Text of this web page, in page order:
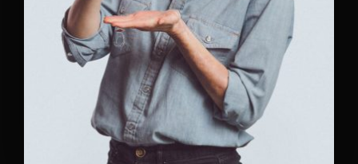
Remember Me
Lost Your Password?
By signing in, you agree to
our terms and
and our privacy policy.